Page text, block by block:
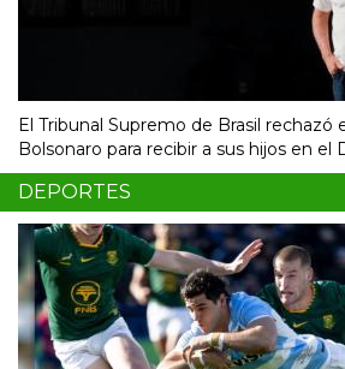
El Tribunal Supremo de Brasil rechazó
Bolsonaro para recibir a sus hijos en el
DEPORTES